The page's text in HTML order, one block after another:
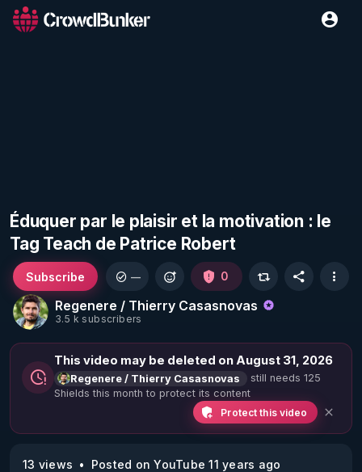
Éduquer par le plaisir et la motivation : le
Tag Teach de Patrice Robert
Regenere / Thierry Casasnovas
3.5 k subscribers
Subscribe — 0
This video may be deleted on August 31, 2026
Regenere / Thierry Casasnovas
still needs 125
Shields this month to protect its content
Protect this video
13 views
Posted on YouTube 11 years ago